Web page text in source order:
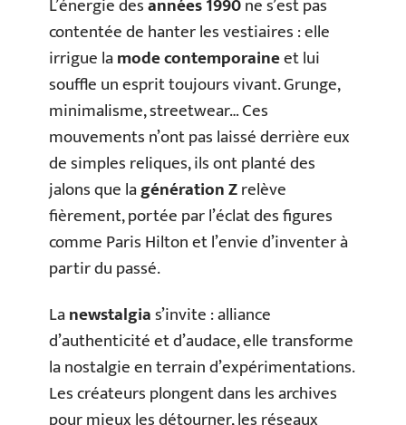
contentée de hanter les vestiaires : elle
irrigue lamode contemporaineet lui
souffle un esprit toujours vivant. Grunge,
minimalisme, streetwear… Ces
mouvements n’ont pas laissé derrière eux
de simples reliques, ils ont planté des
jalons que lagénération Zrelève
fièrement, portée par l’éclat des figures
comme Paris Hilton et l’envie d’inventer à
partir du passé.
Lanewstalgias’invite : alliance
d’authenticité et d’audace, elle transforme
la nostalgie en terrain d’expérimentations.
Les créateurs plongent dans les archives